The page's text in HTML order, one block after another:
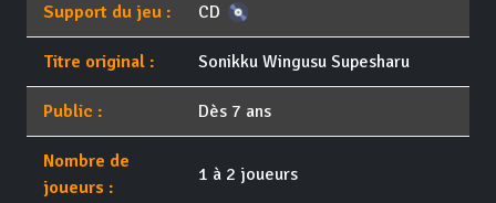
Support du jeu : CD
Titre original : Sonikku Wingusu Supesharu
Public : Dès 7 ans
Nombre de
joueurs :
1 à 2 joueurs